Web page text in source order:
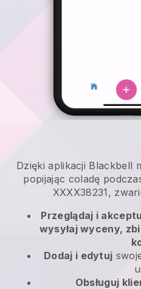
Dzięki aplikacji Blackbell
popijając coladę
XXXX38231,
Przeglądaj i
wysyłaj wyceny,
Dodaj i edytuj
Obsługuj